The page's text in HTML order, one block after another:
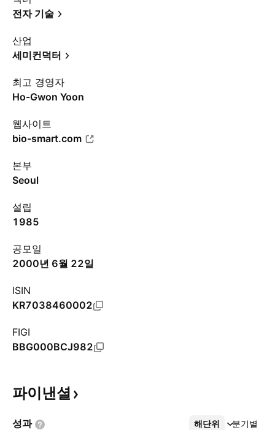
전자 기술
산업
세미컨덕터
최고 경영자
Ho-Gwon Yoon
웹사이트
bio-smart.com
본부
Seoul
설립
1985
공모일
2000년 6월 22일
ISIN
KR7038460002
FIGI
BBG000BCJ982
파이낸셜
성과 해단위 분기별
더보기